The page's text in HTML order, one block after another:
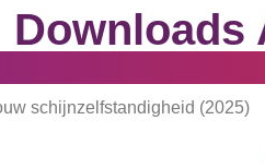
Downloads
schijnzelfstandigheid (2025)